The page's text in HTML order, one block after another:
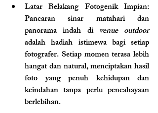
Latar Belakang Fotogenik Impian:
Pancaran sinar matahari dan
panorama indah di
venue outdoor
adalah hadiah istimewa bagi setiap
fotografer. Setiap momen terasa lebih
hangat dan natural, menciptakan hasil
foto yang penuh kehidupan dan
keindahan tanpa perlu pencahayaan
berlebihan.